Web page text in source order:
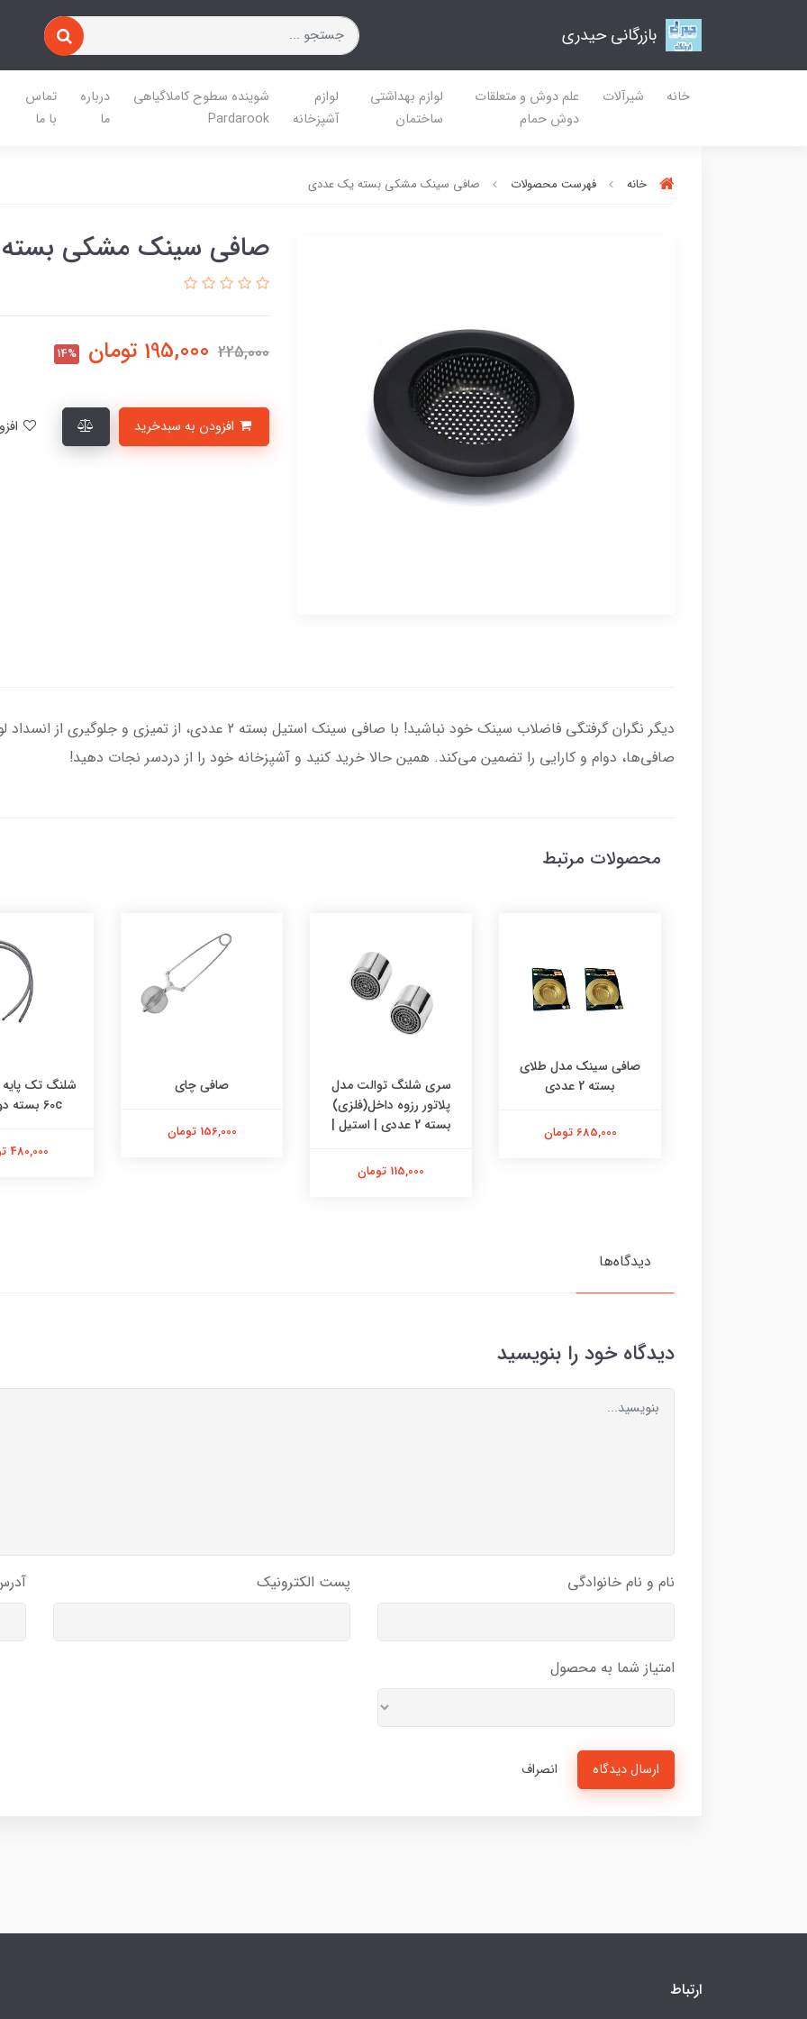
بازرگانی حیدری
خانه شیرآلات
علم دوش و متعلقات
دوش حمام
لوازم بهداشتی
ساختمان
لوازم
آشپزخانه
شوینده سطوح کاملاگیاهی
Pardarook
درباره
ما
تماس
با ما
خانه فهرست محصولات صافی سینک مشکی بسته یک عددی
صافی سینک مشکی
225,000
195,000 تومان 14%
دیگر نگران گرفتگی فاضلاب سینک خود نباشید! با صافی سینک استیل
صافی‌ها، دوام و کارایی را تضمین می‌کند. همین حالا خرید کنید و آشپزخانه خود را از دردسر نجات دهید!
محصولات مرتبط
صافی سینک مدل طلای
بسته 2 عددی
685,000 تومان
سری شلنگ توالت مدل
پلاتور رزوه داخل(فلزی)
بسته 2 عددی | استیل |
115,000 تومان
صافی چای
156,000 تومان
60c بسته دو عددی
480,000 تومان
دیدگاه‌ها
دیدگاه خود را بنویسید
نام و نام خانوادگی پست الکترونیک
امتیاز شما به محصول
ارسال دیدگاه انصراف
ارتباط